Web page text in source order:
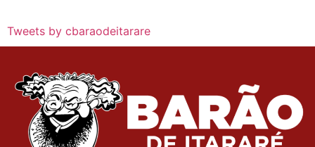
Tweets by cbaraodeitarare